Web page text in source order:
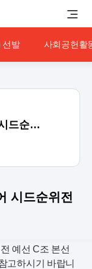
선발 사회공헌활
KLPGA 2026 솔라고 점프투어 시드순위전 예선 C조 본선 진출자 안내
시드순위전
예선 C조 본선
고하시기 바랍니